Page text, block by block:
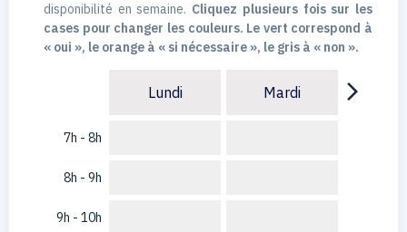
disponibilité en semaine. Cliquez plusieurs fois sur les
cases pour changer les couleurs. Le vert correspond à
« oui », le orange à « si nécessaire », le gris à « non ».
7h - 8h
8h - 9h
9h - 10h
Lundi Mardi arrow_forward_ios